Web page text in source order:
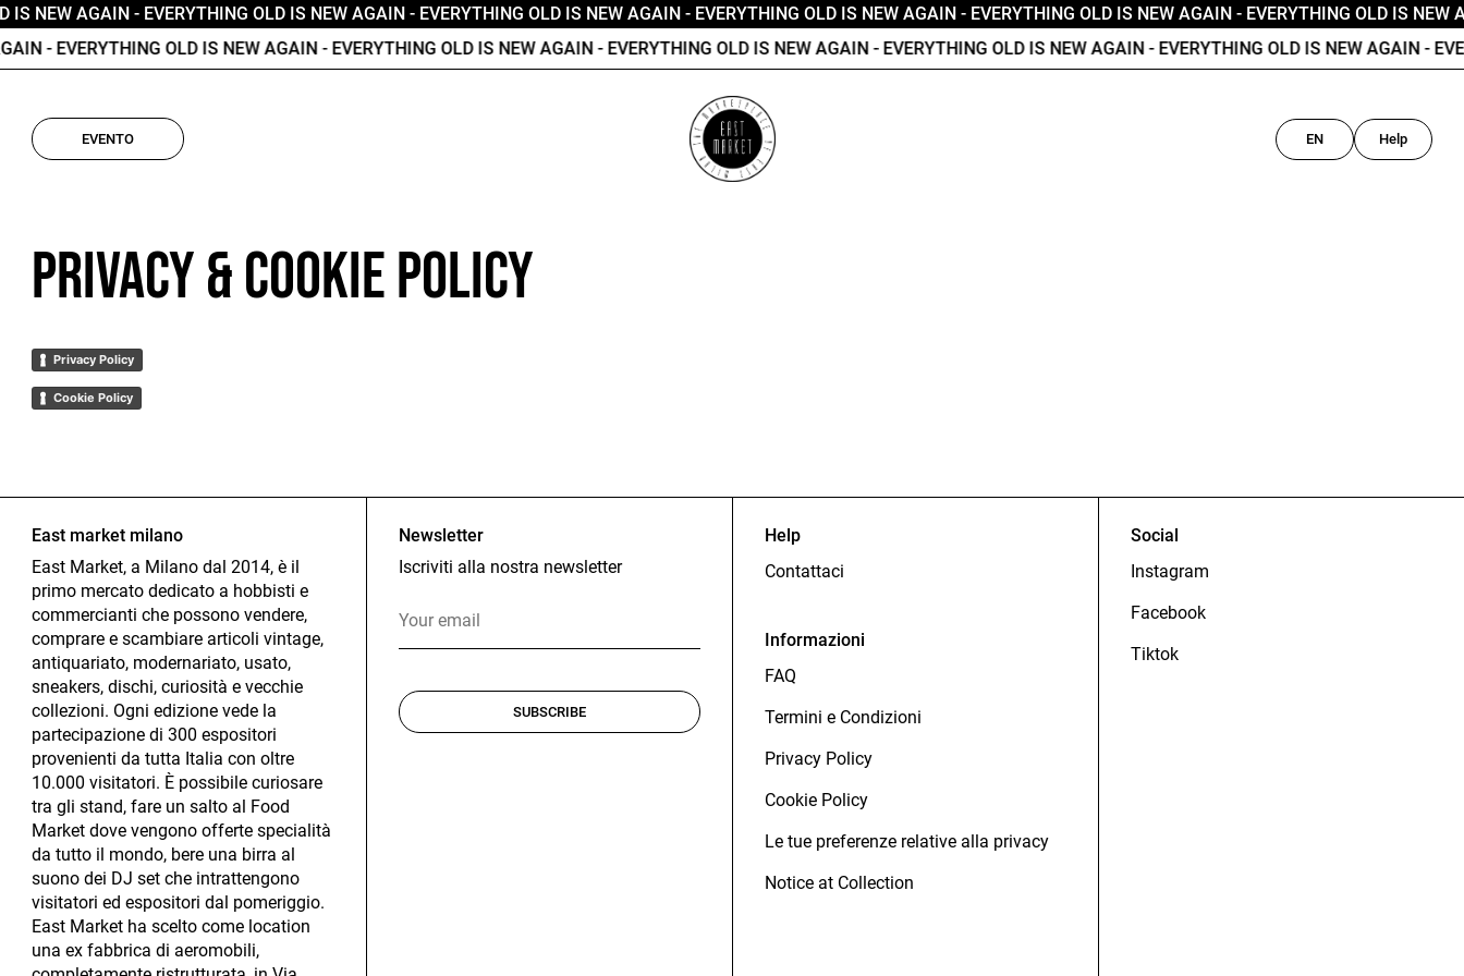
IS NEW AGAIN- EVERYTHING OLD IS NEW AGAIN- EVERYTHING OLD IS NEW AGAIN- EVERYTHING OLD IS NEW AGAIN- EVERYTHING OLD IS NEW AGAIN- EVERYTHING OLD IS NEW
- EVERYTHING OLD IS NEW AGAIN- EVERYTHING OLD IS NEW AGAIN- EVERYTHING OLD IS NEW AGAIN- EVERYTHING OLD IS NEW AGAIN- EVERYTHING OLD IS NEW AGAIN-
EVENTO EN Help
Privacy & Cookie Policy
Privacy Policy
Cookie Policy
East market milano
East Market, a Milano dal 2014, è il
primo mercato dedicato a hobbisti e
commercianti che possono vendere,
comprare e scambiare articoli vintage,
antiquariato, modernariato, usato,
sneakers, dischi, curiosità e vecchie
collezioni. Ogni edizione vede la
partecipazione di 300 espositori
provenienti da tutta Italia con oltre
10.000 visitatori. È possibile curiosare
tra gli stand, fare un salto al Food
Market dove vengono offerte specialità
da tutto il mondo, bere una birra al
suono dei DJ set che intrattengono
visitatori ed espositori dal pomeriggio.
East Market ha scelto come location
una ex fabbrica di aeromobili,
Newsletter
Iscriviti alla nostra newsletter
Help
Contattaci
Informazioni
FAQ
Termini e Condizioni
Privacy Policy
Cookie Policy
Le tue preferenze relative alla privacy
Notice at Collection
Social
Instagram
Facebook
Tiktok